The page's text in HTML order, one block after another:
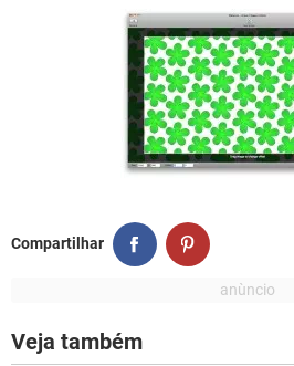
Compartilhar
Veja também